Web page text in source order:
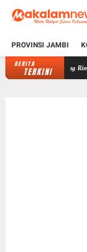
PROVINSI JAMBI
BERITA
TERKINI
Simpang Rimbo Gelar